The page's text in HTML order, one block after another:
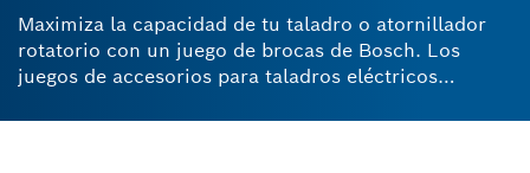
Maximiza la capacidad de tu taladro o atornillador
rotatorio con un juego de brocas de Bosch. Los
juegos de accesorios para taladros eléctricos
eficaces en materiales que van desde la madera